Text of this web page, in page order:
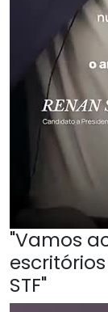
"Vamos
STF"